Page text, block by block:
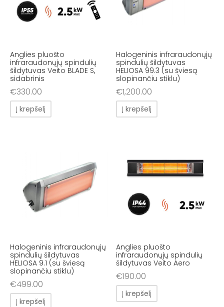
Anglies pluošto
infraraudonųjų spindulių
šildytuvas Veito BLADE S,
sidabrinis
€330.00
Į krepšelį
Halogeninis infraraudonųjų
spindulių šildytuvas
HELIOSA 99.3 (su šviesą
slopinančiu stiklu)
€1,200.00
Į krepšelį
Halogeninis infraraudonųjų
spindulių šildytuvas
HELIOSA 9.1 (su šviesą
slopinančiu stiklu)
€499.00
Į krepšelį
Anglies pluošto
infraraudonųjų spindulių
šildytuvas Veito Aero
€190.00
Į krepšelį